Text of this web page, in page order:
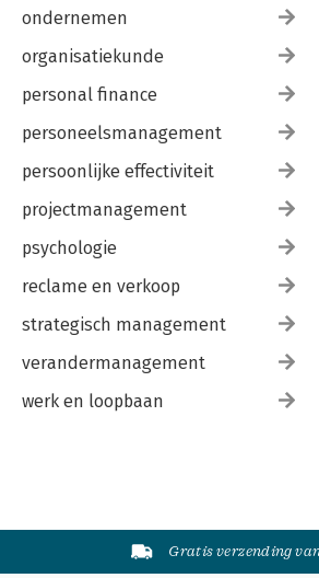
ondernemen
organisatiekunde
personal finance
personeelsmanagement
persoonlijke effectiviteit
projectmanagement
psychologie
reclame en verkoop
strategisch management
verandermanagement
werk en loopbaan
Gratis verzending